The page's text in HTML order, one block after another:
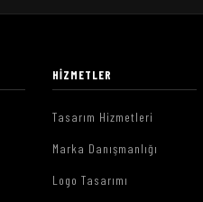
HIZMETLER
Tasarım Hizmetleri
Marka Danışmanlığı
Logo Tasarımı